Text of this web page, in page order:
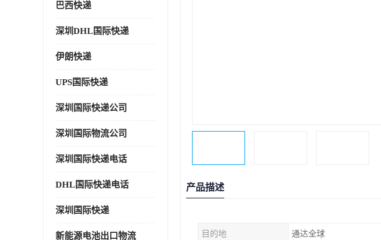
巴西快递
深圳DHL国际快递
伊朗快递
UPS国际快递
深圳国际快递公司
深圳国际物流公司
深圳国际快递电话
DHL国际快递电话
深圳国际快递
新能源电池出口物流
产品描述
目的地 通达全球